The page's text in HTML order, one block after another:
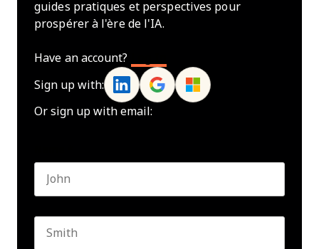
guides pratiques et perspectives pour
prospérer à l'ère de l'IA.
Have an account?
Sign up with:
Or sign up with email: